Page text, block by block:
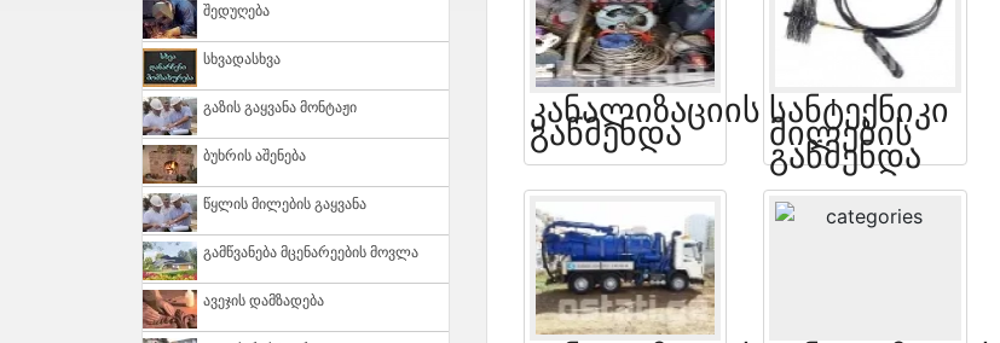
Კანალიზაციის
Გაწმენდა
Სანტექნიკი
Მილების
Გაწმენდა
Შედუღება
Სხვადასხვა
Გაზის Გაყვანა Მონტაჟი
Ბუხრის Აშენება
Წყლის Მილების Გაყვანა
Გამწვანება Მცენარეების Მოვლა
Ავეჯის Დამზადება